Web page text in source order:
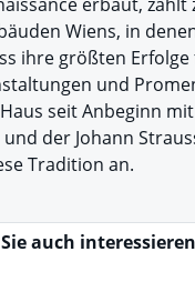
Wiens, in
ihre größten
und
seit Anbeginn
der Johann
Tradition an.
auch